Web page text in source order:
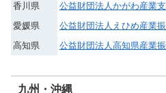
香川県
公益財団法人かがわ産業
愛媛県
公益財団法人えひめ産業
高知県
公益財団法人高知県産業
九州・沖縄